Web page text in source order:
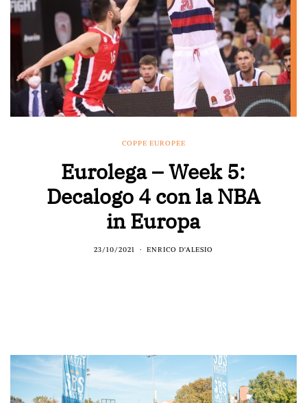
COPPE EUROPEE
Eurolega – Week 5:
Decalogo 4 con la NBA
in Europa
23/10/2021 ENRICO D'ALESIO